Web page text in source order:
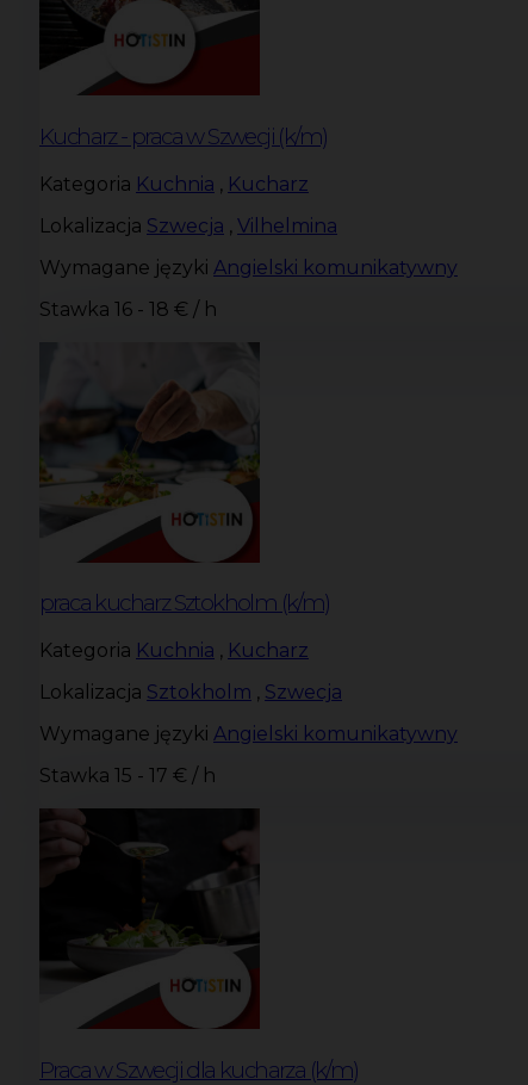
Kucharz - praca w Szwecji (k/m)
Kategoria Kuchnia , Kucharz
Lokalizacja Szwecja , Vilhelmina
Wymagane języki Angielski komunikatywny
Stawka 16 - 18 € / h
praca kucharz Sztokholm (k/m)
Kategoria Kuchnia , Kucharz
Lokalizacja Sztokholm , Szwecja
Wymagane języki Angielski komunikatywny
Stawka 15 - 17 € / h
Praca w Szwecji dla kucharza (k/m)